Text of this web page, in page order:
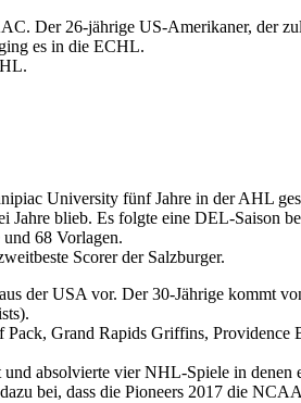
Der 26-jährige US-Amerikaner, der
es in die ECHL.
University fünf Jahre in der AHL
blieb. Es folgte eine DEL-Saison
68 Vorlagen.
Scorer der Salzburger.
der USA vor. Der 30-Jährige kommt
Grand Rapids Griffins,
absolvierte vier NHL-Spiele in denen
bei, dass die Pioneers 2017 die